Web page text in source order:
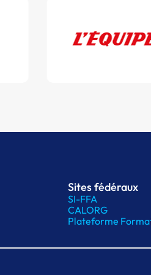
Sites fédéraux
SI-FFA
CALORG
Plateforme